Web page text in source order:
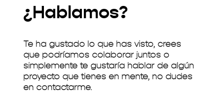
¿Hablamos?
Te ha gustado lo que has visto, crees
que podríamos colaborar juntos o
simplemente te gustaría hablar de algún
proyecto que tienes en mente, no dudes
en contactarme.